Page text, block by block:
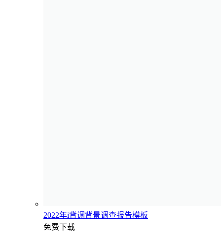
2022年i背调背景调查报告模板
免费下载